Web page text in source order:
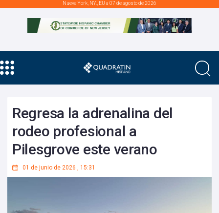
Nueva York, NY., EU a 07 de agosto de 2026
Regresa la adrenalina del
rodeo profesional a
Pilesgrove este verano
01 de junio de 2026 , 15:31